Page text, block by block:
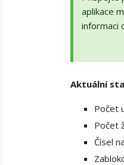
aplikace
informaci
Aktuální
Počet
Počet
Čísel